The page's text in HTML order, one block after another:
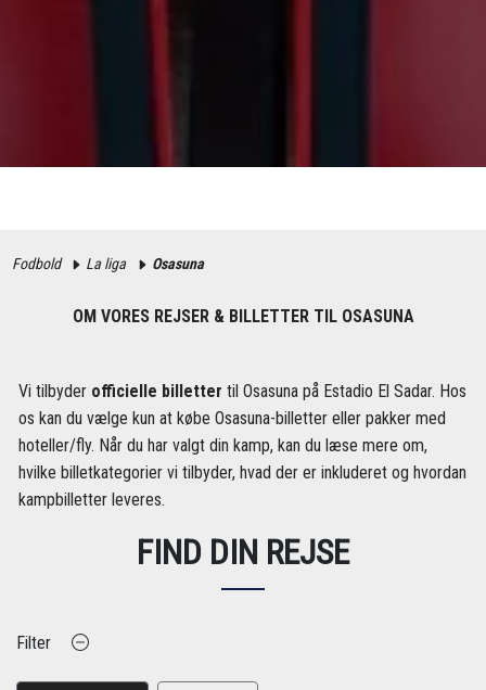
Fodbold La liga Osasuna
OM VORES REJSER & BILLETTER TIL OSASUNA
Vi tilbyder officielle billetter til Osasuna på Estadio El Sadar. Hos
os kan du vælge kun at købe Osasuna-billetter eller pakker med
hoteller/fly. Når du har valgt din kamp, ​​kan du læse mere om,
hvilke billetkategorier vi tilbyder, hvad der er inkluderet og hvordan
kampbilletter leveres.